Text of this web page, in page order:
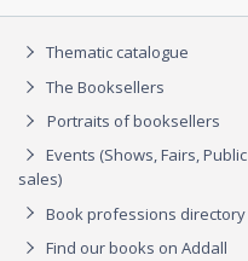
Thematic catalogue
The Booksellers
Portraits of booksellers
Events (Shows, Fairs, Public
sales)
Book professions directory
Find our books on Addall